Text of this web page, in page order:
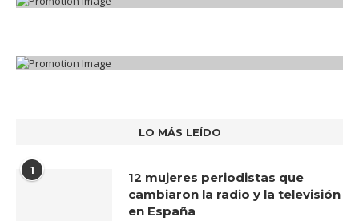
LO MÁS LEÍDO
1
12 mujeres periodistas que
cambiaron la radio y la televisión
en España